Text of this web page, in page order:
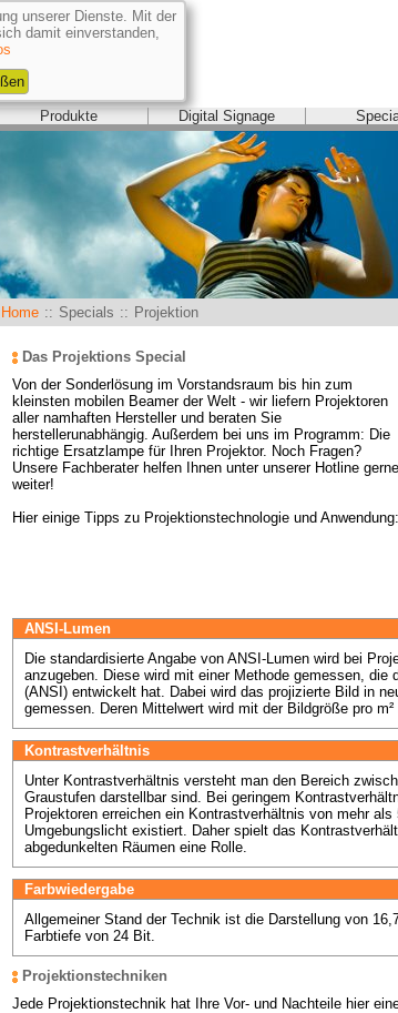
Produkte Digital Signage
Home :: Specials :: Projektion
Das Projektions Special
Von der Sonderlösung im Vorstandsraum bis hin zum
kleinsten mobilen Beamer der Welt - wir liefern Projektoren
aller namhaften Hersteller und beraten Sie
herstellerunabhängig. Außerdem bei uns im Programm: Die
richtige Ersatzlampe für Ihren Projektor. Noch Fragen?
Unsere Fachberater helfen Ihnen unter unserer Hotline gerne
weiter!
Hier einige Tipps zu Projektionstechnologie und Anwendung:
ANSI-Lumen
Die standardisierte Angabe von ANSI-Lumen wird bei
anzugeben. Diese wird mit einer Methode gemessen,
(ANSI) entwickelt hat. Dabei wird das projizierte Bild in
Kontrastverhältnis
Unter Kontrastverhältnis versteht man den Bereich
Graustufen darstellbar sind. Bei geringem
Projektoren erreichen ein Kontrastverhältnis von mehr
Umgebungslicht existiert. Daher spielt das
abgedunkelten Räumen eine Rolle.
Farbwiedergabe
Allgemeiner Stand der Technik ist die Darstellung von
Farbtiefe von 24 Bit.
Projektionstechniken
Jede Projektionstechnik hat Ihre Vor- und Nachteile hier
unserer Dienste. Mit der
damit einverstanden,